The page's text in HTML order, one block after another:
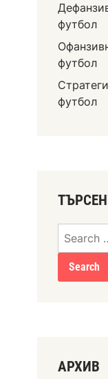
футбол
футбол
футбол
Search
АРХИВ